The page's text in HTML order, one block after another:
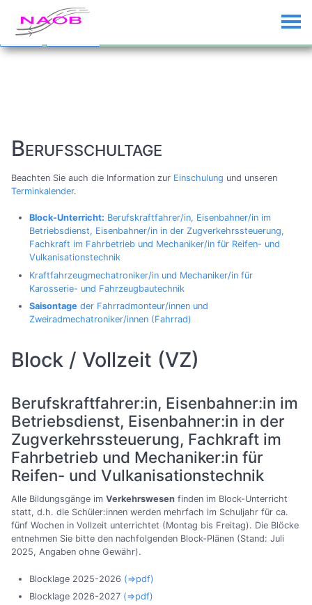
Custom Text added by the
remove)
Dismiss
Berufsschultage
Beachten Sie auch die Information zur Einschulung und unseren
Terminkalender.
Block-Unterricht: Berufskraftfahrer/in, Eisenbahner/in im
Betriebsdienst, Eisenbahner/in in der Zugverkehrssteuerung,
Fachkraft im Fahrbetrieb und Mechaniker/in für Reifen- und
Vulkanisationstechnik
Kraftfahrzeugmechatroniker/in und Mechaniker/in für
Karosserie- und Fahrzeugbautechnik
Saisontageder Fahrradmonteur/innen und
Zweiradmechatroniker/innen (Fahrrad)
Block / Vollzeit (VZ)
Berufskraftfahrer:in, Eisenbahner:in im
Betriebsdienst, Eisenbahner:in in der
Zugverkehrssteuerung, Fachkraft im
Fahrbetrieb und Mechaniker:in für
Reifen- und Vulkanisationstechnik
Alle Bildungsgänge im Verkehrswesen finden im Block-Unterricht
statt, d.h. die Schüler:innen werden mehrfach im Schuljahr für ca.
fünf Wochen in Vollzeit unterrichtet (Montag bis Freitag). Die Blöcke
entnehmen Sie bitte den nachfolgenden Block-Plänen (Stand: Juli
2025, Angaben ohne Gewähr).
Blocklage 2025-2026 (⇒pdf)
Blocklage 2026-2027 (⇒pdf)